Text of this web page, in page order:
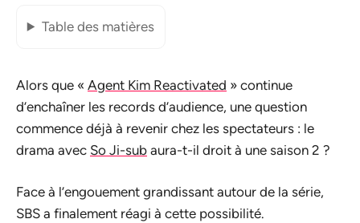
Table des matières
Alors que « Agent Kim Reactivated » continue
d’enchaîner les records d’audience, une question
commence déjà à revenir chez les spectateurs : le
drama avec So Ji-sub aura-t-il droit à une saison 2 ?
Face à l’engouement grandissant autour de la série,
SBS a finalement réagi à cette possibilité.